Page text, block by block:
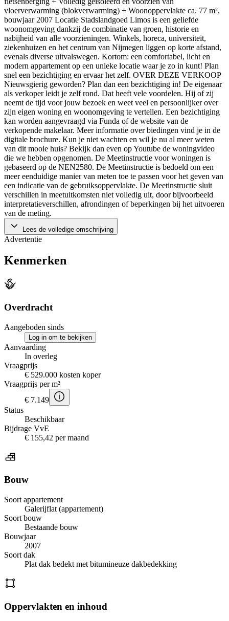
vloerverwarming (blokverwarming) + Woonoppervlakte ca. 77 m²,
bouwjaar 2007 Locatie Stadslandgoed Limos is een geliefde
woonomgeving dankzij de combinatie van groen, historie en
nabijheid van alle voorzieningen. Winkels, horeca, universiteit,
ziekenhuizen en het centrum van Nijmegen liggen op korte afstand,
evenals diverse uitvalswegen. Kortom: een comfortabel, licht en
modern appartement op een unieke locatie waar je zo in kunt! Plan
snel een bezichtiging en ervaar het zelf. OVER DEZE VERKOOP
Nieuwsgierig geworden? Plan dan een bezichtiging in! De eigenaar
als verkoper leidt je zelf rond. Dat heeft vele voordelen. Hij of zij
neemt de tijd voor jouw bezoek en weet veel en persoonlijker over
zijn eigen woning en woonomgeving te vertellen. Een bezichtiging
kan worden aangevraagd via Funda of de website van de
verkopende makelaar. Meer informatie over biedingen vind je in de
digitale brochure. Kun je niet wachten en wil je nu al meer weten
van dit mooie huis? Bekijk dan even op Youtube de woningvideo
die we hebben opgenomen. De Meetinstructie voor woningen is
gebaseerd op de NEN2580. De Meetinstructie is bedoeld om een
meer eenduidige manier van meten toe te passen voor het geven van
een indicatie van de gebruiksoppervlakte. De Meetinstructie sluit
verschillen in meetuitkomsten niet volledig uit, door bijvoorbeeld
interpretatieverschillen, afrondingen of beperkingen bij het uitvoeren
van de meting.
Lees de volledige omschrijving
Advertentie
Kenmerken
Overdracht
Aangeboden sinds
Log in om te bekijken
Aanvaarding
In overleg
Vraagprijs
€ 529.000 kosten koper
Vraagprijs per m²
€ 7.149
Status
Beschikbaar
Bijdrage VvE
€ 155,42 per maand
Bouw
Soort appartement
Galerijflat (appartement)
Soort bouw
Bestaande bouw
Bouwjaar
2007
Soort dak
Plat dak bedekt met bitumineuze dakbedekking
Oppervlakten en inhoud